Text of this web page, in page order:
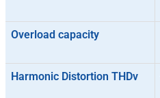
Overload capacity
Harmonic Distortion THDv